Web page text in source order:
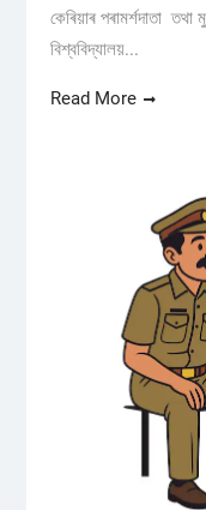
কেৰিয়াৰ পৰামৰ্শদাতা তথা
বিশ্ববিদ্যালয়...
Read More